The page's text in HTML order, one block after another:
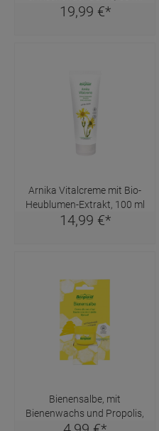
19,99 €*
Arnika Vitalcreme mit Bio-
Heublumen-Extrakt, 100 ml
14,99 €*
Bienensalbe, mit
Bienenwachs und Propolis,
5ml